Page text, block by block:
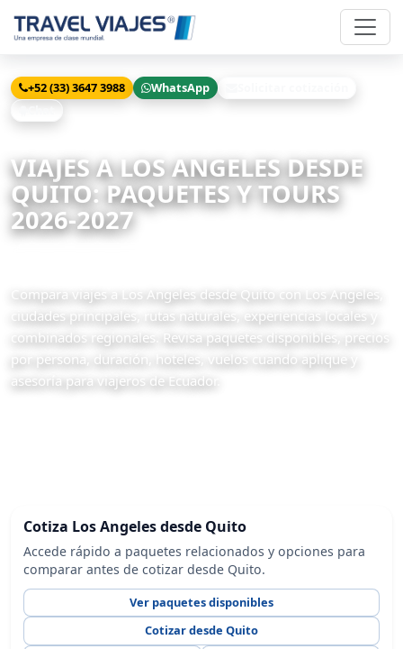
+52 (33) 3647 3988 WhatsApp
VIAJES A LOS ANGELES DESDE
QUITO: PAQUETES Y TOURS
2026-2027
Compara viajes a Los Angeles desde Quito con Los Angeles,
ciudades principales, rutas naturales, experiencias locales y
combinados regionales. Revisa paquetes disponibles, precios
por persona, duración, hoteles, vuelos cuando aplique y
asesoría para viajeros de Ecuador.
Cotiza Los Angeles desde Quito
Accede rápido a paquetes relacionados y opciones para
comparar antes de cotizar desde Quito.
Ver paquetes disponibles
Cotizar desde Quito